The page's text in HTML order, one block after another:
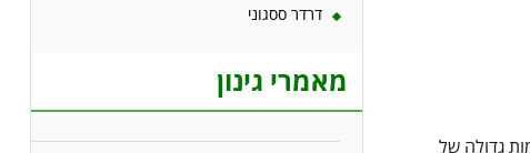
גדולה של
דרדר ססגוני
מאמרי גינון